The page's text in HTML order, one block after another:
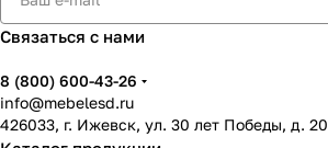
Связаться с нами
8 (800) 600-43-26
info@mebelesd.ru
426033, г. Ижевск, ул. 30 лет Победы, д. 20